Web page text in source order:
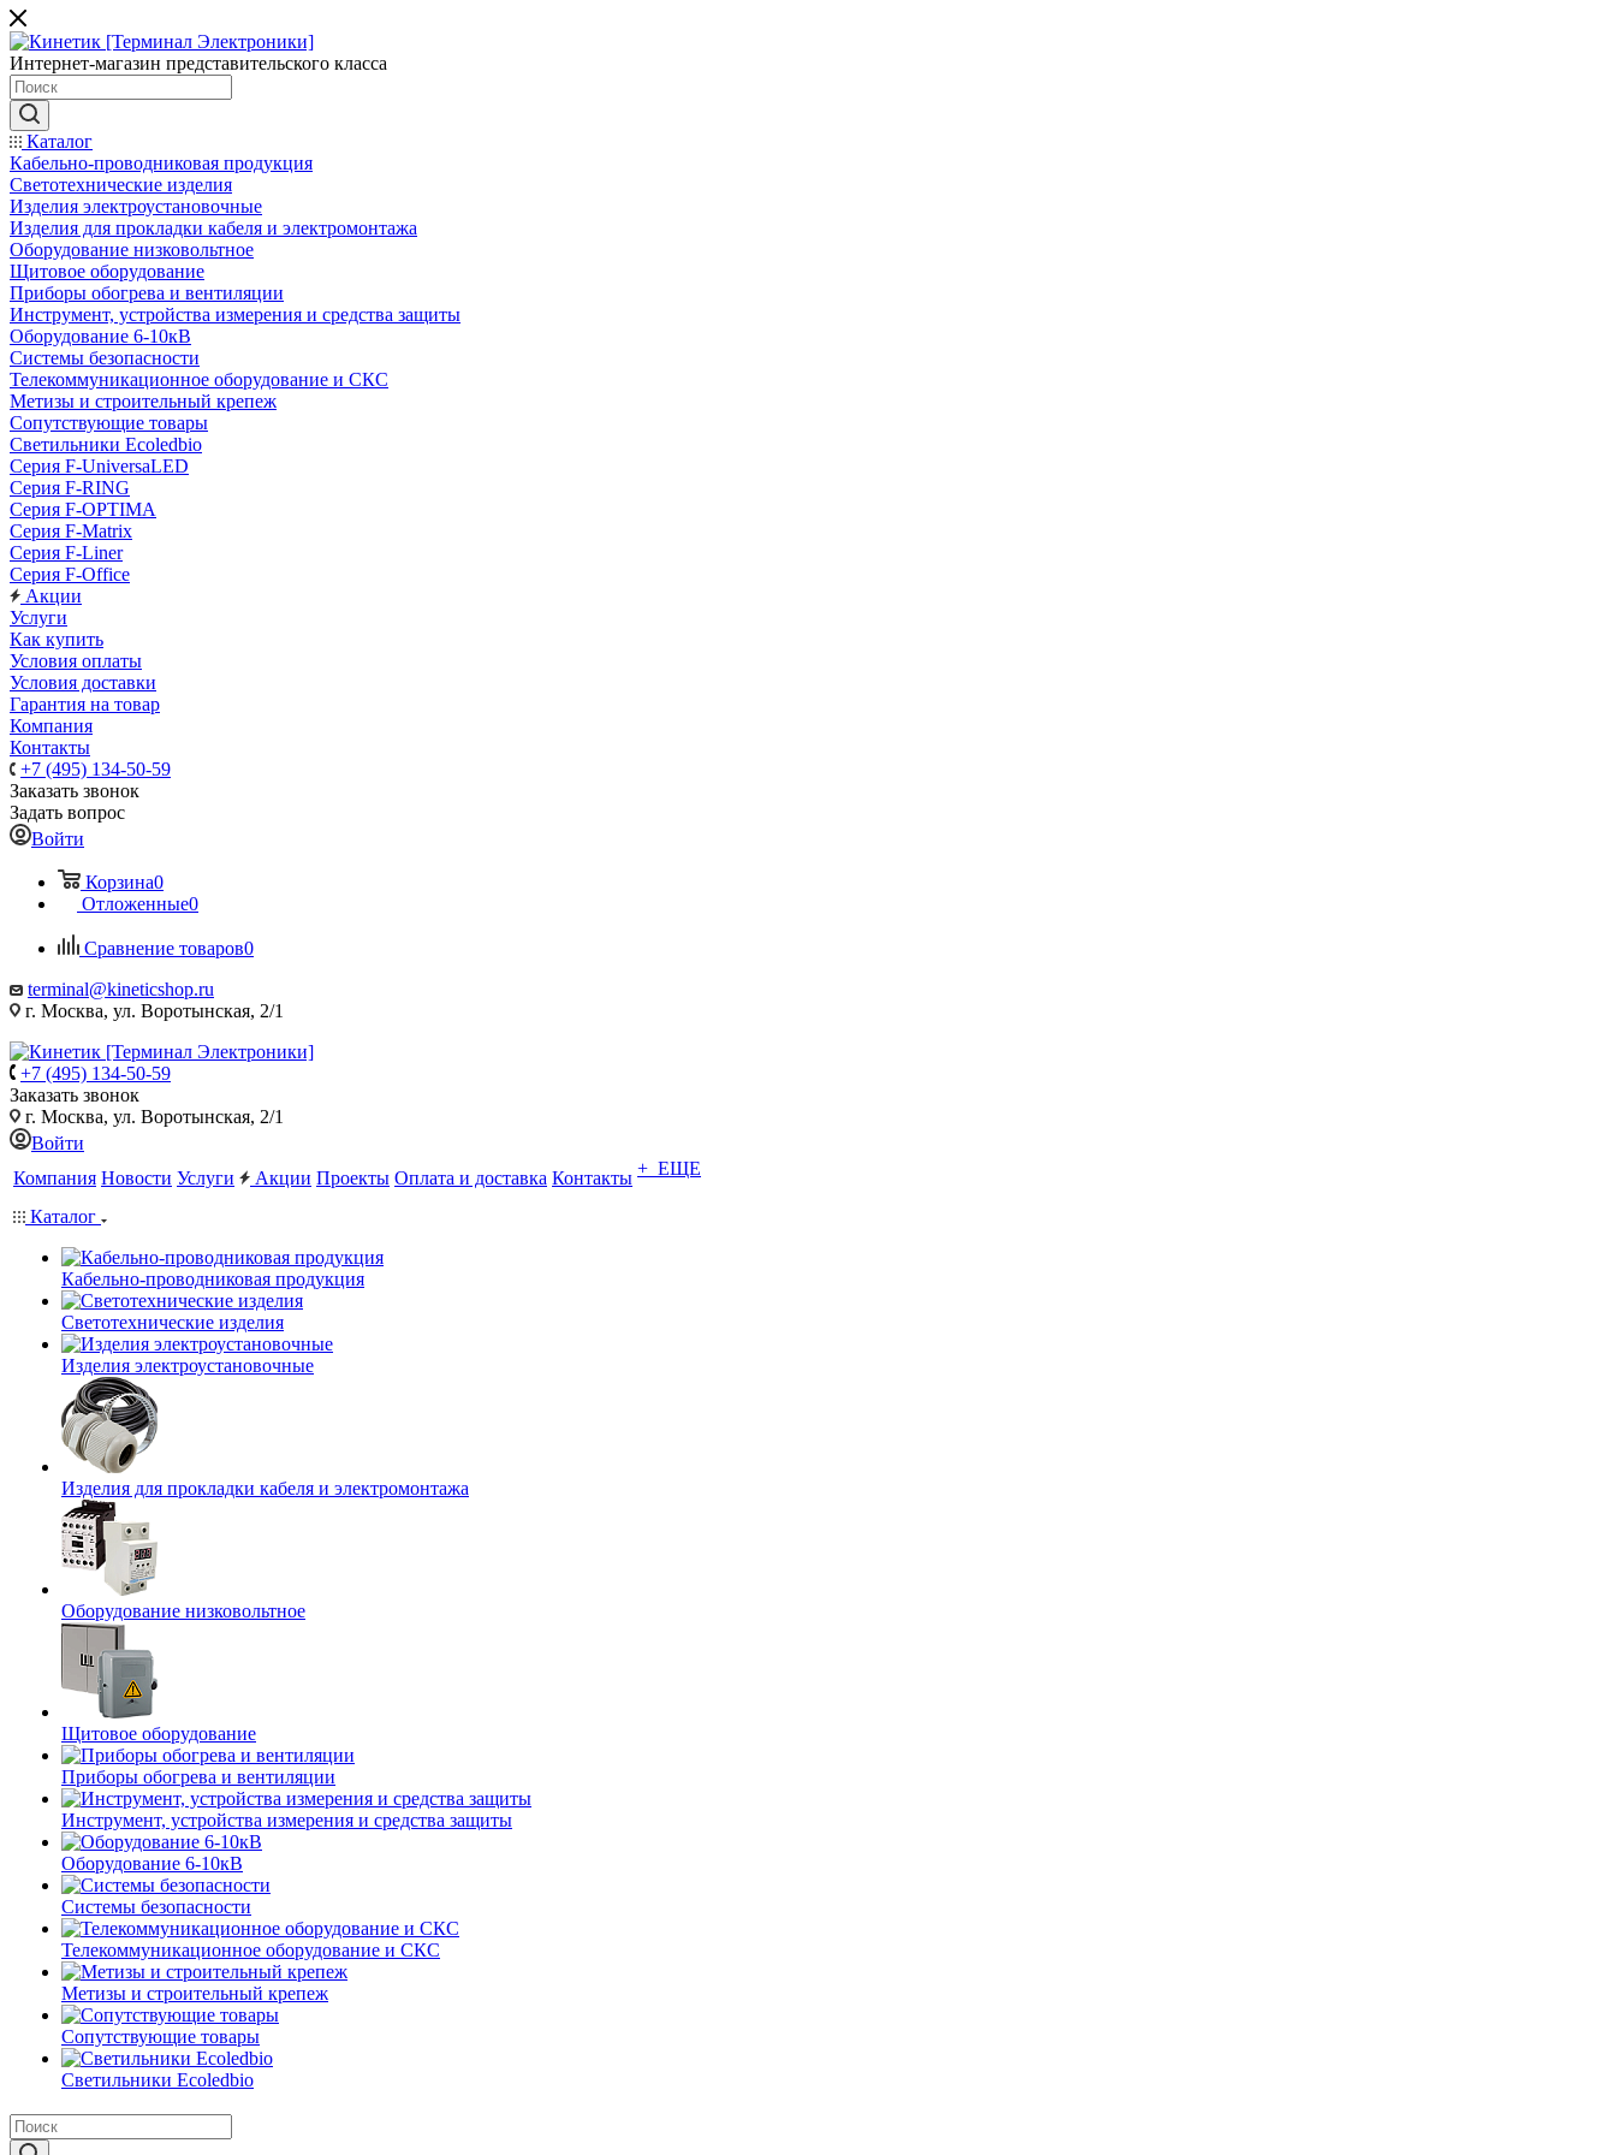
Интернет-магазин представительского класса
Каталог
Кабельно-проводниковая продукция
Светотехнические изделия
Изделия электроустановочные
Изделия для прокладки кабеля и электромонтажа
Оборудование низковольтное
Щитовое оборудование
Приборы обогрева и вентиляции
Инструмент, устройства измерения и средства защиты
Оборудование 6-10кВ
Системы безопасности
Телекоммуникационное оборудование и СКС
Метизы и строительный крепеж
Сопутствующие товары
Светильники Ecoledbio
Серия F-UniversaLED
Серия F-RING
Серия F-OPTIMA
Серия F-Matrix
Серия F-Liner
Серия F-Office
Акции
Услуги
Как купить
Условия оплаты
Условия доставки
Гарантия на товар
Компания
Контакты
+7 (495) 134-50-59
Заказать звонок
Задать вопрос
Войти
Корзина0
Отложенные0
Сравнение товаров0
terminal@kineticshop.ru
г. Москва, ул. Воротынская, 2/1
+7 (495) 134-50-59
Заказать звонок
г. Москва, ул. Воротынская, 2/1
Войти
Компания Новости Услуги Акции Проекты Оплата и доставка Контакты + ЕЩЕ
Каталог
Кабельно-проводниковая продукция
Светотехнические изделия
Изделия электроустановочные
Изделия для прокладки кабеля и электромонтажа
Оборудование низковольтное
Щитовое оборудование
Приборы обогрева и вентиляции
Инструмент, устройства измерения и средства защиты
Оборудование 6-10кВ
Системы безопасности
Телекоммуникационное оборудование и СКС
Метизы и строительный крепеж
Сопутствующие товары
Светильники Ecoledbio